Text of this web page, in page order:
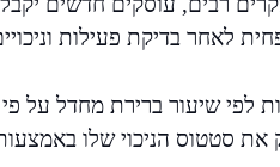
לפי שיעור ברירת מחדל על
סטטוס הניכוי שלו